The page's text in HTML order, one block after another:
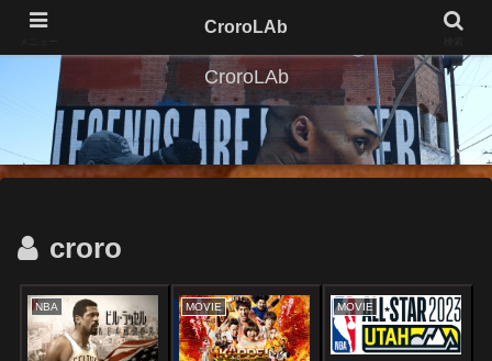
CroroLAb
croro
NBA MOVIE MOVIE
CroroLAb